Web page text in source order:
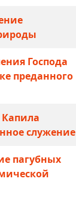
Господа
преданного
Капила
служение
пагубных